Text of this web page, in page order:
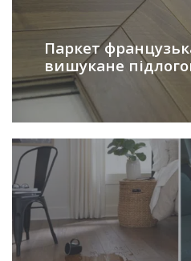
Паркет
вишукане